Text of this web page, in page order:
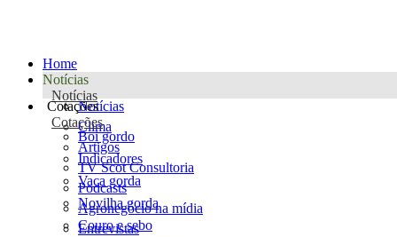
Home
Notícias
Notícias
Notícias
Clima
Artigos
TV Scot Consultoria
Podcasts
Agronegócio na mídia
Entrevistas
Cotações
Cotações
Boi gordo
Indicadores
Vaca gorda
Novilha gorda
Couro e sebo